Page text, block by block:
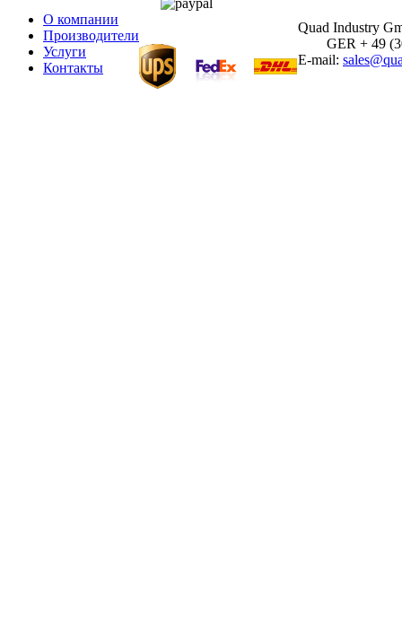
О компании
Производители
Услуги
Контакты
Quad Industry
GER + 49
E-mail: